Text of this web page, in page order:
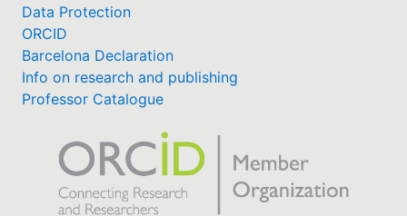
Data Protection
ORCID
Barcelona Declaration
Info on research and publishing
Professor Catalogue